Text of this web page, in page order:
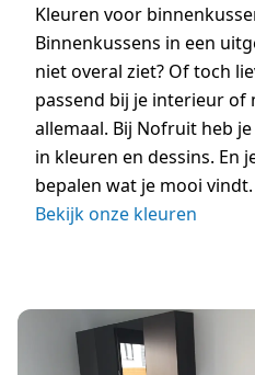
Kleuren voor
Binnenkussens in een
niet overal ziet? Of toch
passend bij je interieur of
allemaal. Bij Nofruit heb
in kleuren en dessins. En
bepalen wat je mooi vindt.
Bekijk onze kleuren